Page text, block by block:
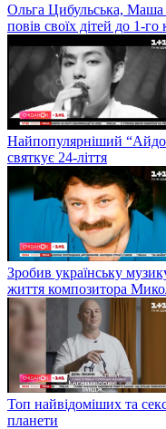
Ольга Цибульська, Маша
повів своїх дітей до 1-го
Найпопулярніший
святкує 24-ліття
Зробив українську
життя композитора
Топ найвідоміших та
планети